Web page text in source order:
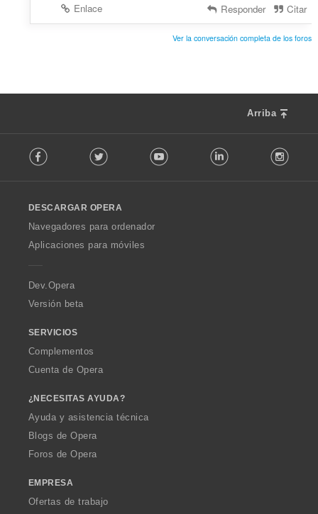
Enlace
Responder Citar
Ver la conversación completa de los foros
Arriba
o
w
O
p
a
Facebook Twitter Youtube LinkedIn
DESCARGAR OPERA
Navegadores para ordenador
Aplicaciones para móviles
Dev.Opera
Versión beta
SERVICIOS
Complementos
Cuenta de Opera
¿NECESITAS AYUDA?
Ayuda y asistencia técnica
Blogs de Opera
Foros de Opera
EMPRESA
Ofertas de trabajo